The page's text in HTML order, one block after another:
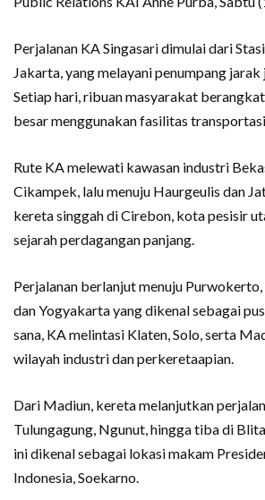
Perjalanan KA Singasari dimulai dari
Jakarta, yang melayani penumpang
Setiap hari, ribuan masyarakat
besar menggunakan fasilitas
Rute KA melewati kawasan industri
Cikampek, lalu menuju Haurgeulis dan
kereta singgah di Cirebon, kota pesisir
sejarah perdagangan panjang.
Perjalanan berlanjut menuju
dan Yogyakarta yang dikenal sebagai
sana, KA melintasi Klaten, Solo, serta
wilayah industri dan perkeretaapian.
Dari Madiun, kereta melanjutkan
Tulungagung, Ngunut, hingga tiba di
ini dikenal sebagai lokasi makam
Indonesia, Soekarno.